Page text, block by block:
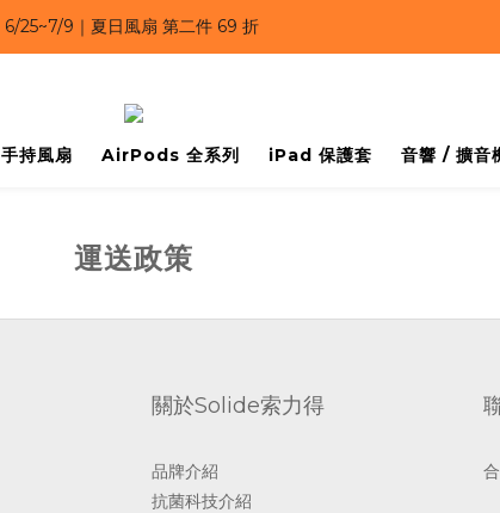
6/25~7/9｜夏日風扇 第二件 69 折
6/25~7/9｜夏日風扇 第二件 69 折
手持風扇 AirPods 全系列 iPad 保護套 音響 / 擴音
運送政策
關於Solide索力得
品牌介紹
抗菌科技介紹